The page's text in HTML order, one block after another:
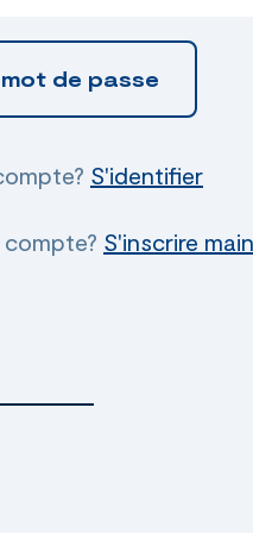
S'identifier
S'inscrire